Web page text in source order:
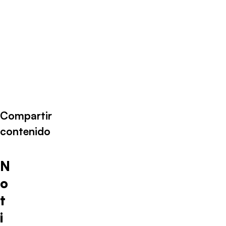
Compartir
contenido
N
o
t
i